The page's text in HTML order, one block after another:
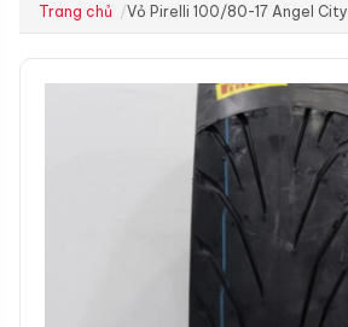
Trang chủ Vỏ Pirelli 100/80-17 Angel City